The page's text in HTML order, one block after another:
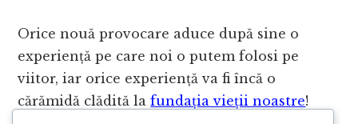
Orice nouă provocare aduce după sine o
experiență pe care noi o putem folosi pe
viitor, iar orice experiență va fi încă o
cărămidă clădită lafundația vieții noastre!